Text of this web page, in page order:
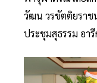
วัฒน วรขัตติยราช
ประชุมสุธรรม อา